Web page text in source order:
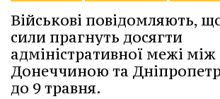
Військові повідомляють,
сили прагнуть досягти
адміністративної межі між
Донеччиною та
до 9 травня.